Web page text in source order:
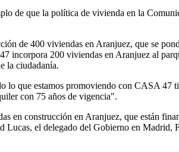
de que la política de vivienda en la
de 400 viviendas en Aranjuez, que se
incorpora 200 viviendas en Aranjuez al
la ciudadanía.
lo que estamos promoviendo con CASA
con 75 años de vigencia".
en construcción en Aranjuez, que están
el delegado del Gobierno en Madrid,